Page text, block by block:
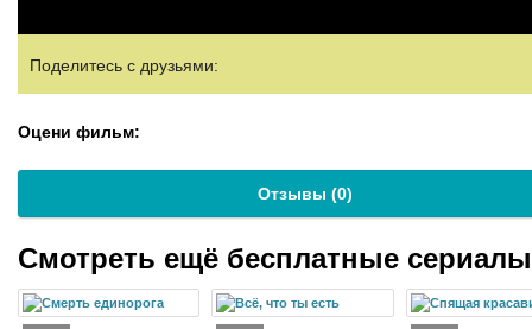
Поделитесь с друзьями:
Оцени фильм:
Отзывы (0)
Смотреть ещё бесплатные